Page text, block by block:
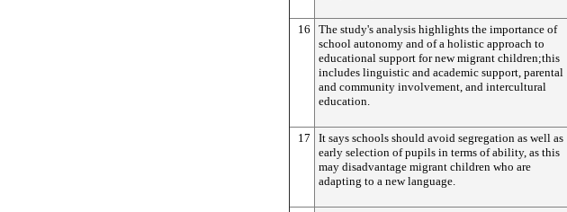
16
The study's analysis highlights the importance of
school autonomy and of a holistic approach to
educational support for new migrant children;this
includes linguistic and academic support, parental
and community involvement, and intercultural
education.
17
It says schools should avoid segregation as well as
early selection of pupils in terms of ability, as this
may disadvantage migrant children who are
adapting to a new language.